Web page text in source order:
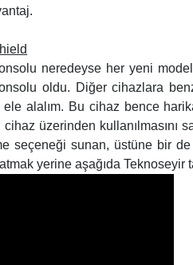
neredeyse her yeni
oldu. Diğer cihazlara
ele alalım. Bu cihaz bence
üzerinden kullanılmasını
seçeneği sunan, üstüne bir de
yerine aşağıda Teknoseyir